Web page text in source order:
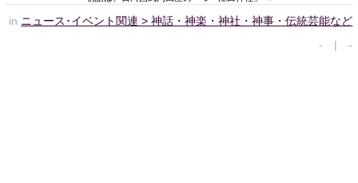
in ニュース･イベント関連 > 神話・神楽・神社・神事・伝統芸能など
- | -